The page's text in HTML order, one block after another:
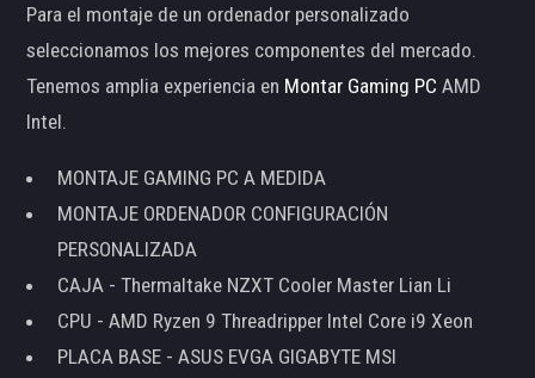
Para el montaje de un ordenador personalizado
seleccionamos los mejores componentes del mercado.
Tenemos amplia experiencia en Montar Gaming PC AMD
Intel.
MONTAJE GAMING PC A MEDIDA
MONTAJE ORDENADOR CONFIGURACIÓN
PERSONALIZADA
CAJA - Thermaltake NZXT Cooler Master Lian Li
CPU - AMD Ryzen 9 Threadripper Intel Core i9 Xeon
PLACA BASE - ASUS EVGA GIGABYTE MSI